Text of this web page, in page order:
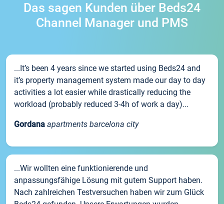
Das sagen Kunden über Beds24
Channel Manager und PMS
...It’s been 4 years since we started using Beds24 and
it’s property management system made our day to day
activities a lot easier while drastically reducing the
workload (probably reduced 3-4h of work a day)...
Gordana apartments barcelona city
...Wir wollten eine funktionierende und
anpassungsfähige Lösung mit gutem Support haben.
Nach zahlreichen Testversuchen haben wir zum Glück